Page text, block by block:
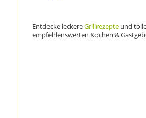
Entdecke leckereGrillrezepte und
empfehlenswerten Köchen &